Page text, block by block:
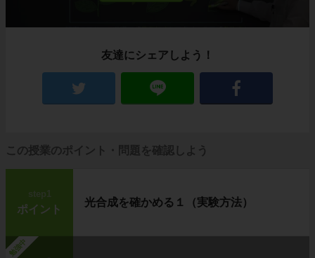
友達にシェアしよう！
この授業のポイント・問題を確認しよう
step1
ポイント
光合成を確かめる１（実験方法）
勉強中